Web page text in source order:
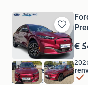
Bewaren
in
Mijn
Favorieten
€
Ford Sutherland
Heerenveen